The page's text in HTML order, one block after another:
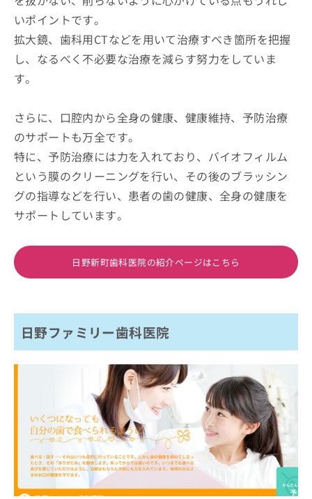
いポイントです。
拡大鏡、歯科用CTなどを用いて治療すべき箇所を把握
し、なるべく不必要な治療を減らす努力をしていま
す。
さらに、口腔内から全身の健康、健康維持、予防治療
のサポートも万全です。
特に、予防治療には力を入れており、バイオフィルム
という膜のクリーニングを行い、その後のブラッシン
グの指導などを行い、患者の歯の健康、全身の健康を
サポートしています。
日野新町歯科医院の紹介ページはこちら
日野ファミリー歯科医院